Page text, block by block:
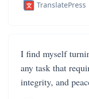
TranslatePress
I find myself
any task that
integrity, and